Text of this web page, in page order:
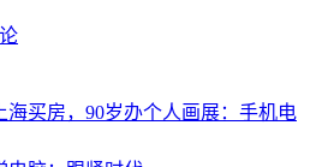
海买房，90岁办个人画展：手机电